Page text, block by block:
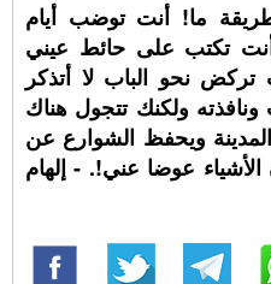
ما! أنت توضب أيام
تكتب على حائط عيني
نحو الباب لا أتذكر
ولكنك تتجول هناك
ويحفظ الشوارع عن
عوضا عني!. - إلهام